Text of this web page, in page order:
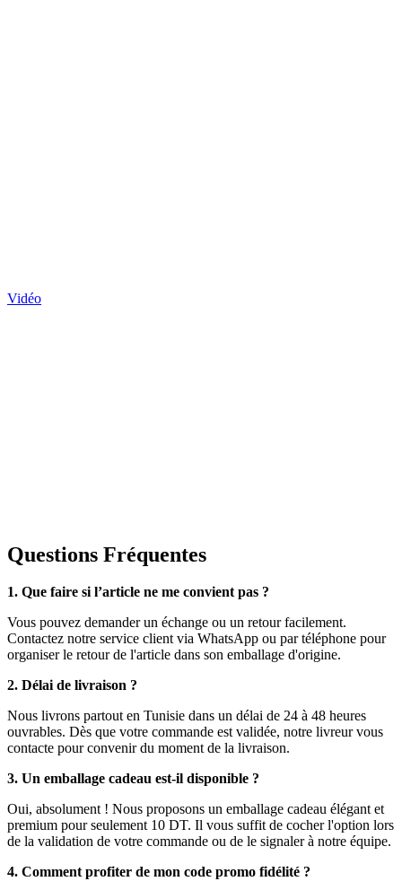
Vidéo
Questions Fréquentes
1. Que faire si l’article ne me convient pas ?
Vous pouvez demander un échange ou un retour facilement.
Contactez notre service client via WhatsApp ou par téléphone pour
organiser le retour de l'article dans son emballage d'origine.
2. Délai de livraison ?
Nous livrons partout en Tunisie dans un délai de 24 à 48 heures
ouvrables. Dès que votre commande est validée, notre livreur vous
contacte pour convenir du moment de la livraison.
3. Un emballage cadeau est-il disponible ?
Oui, absolument ! Nous proposons un emballage cadeau élégant et
premium pour seulement 10 DT. Il vous suffit de cocher l'option lors
de la validation de votre commande ou de le signaler à notre équipe.
4. Comment profiter de mon code promo fidélité ?